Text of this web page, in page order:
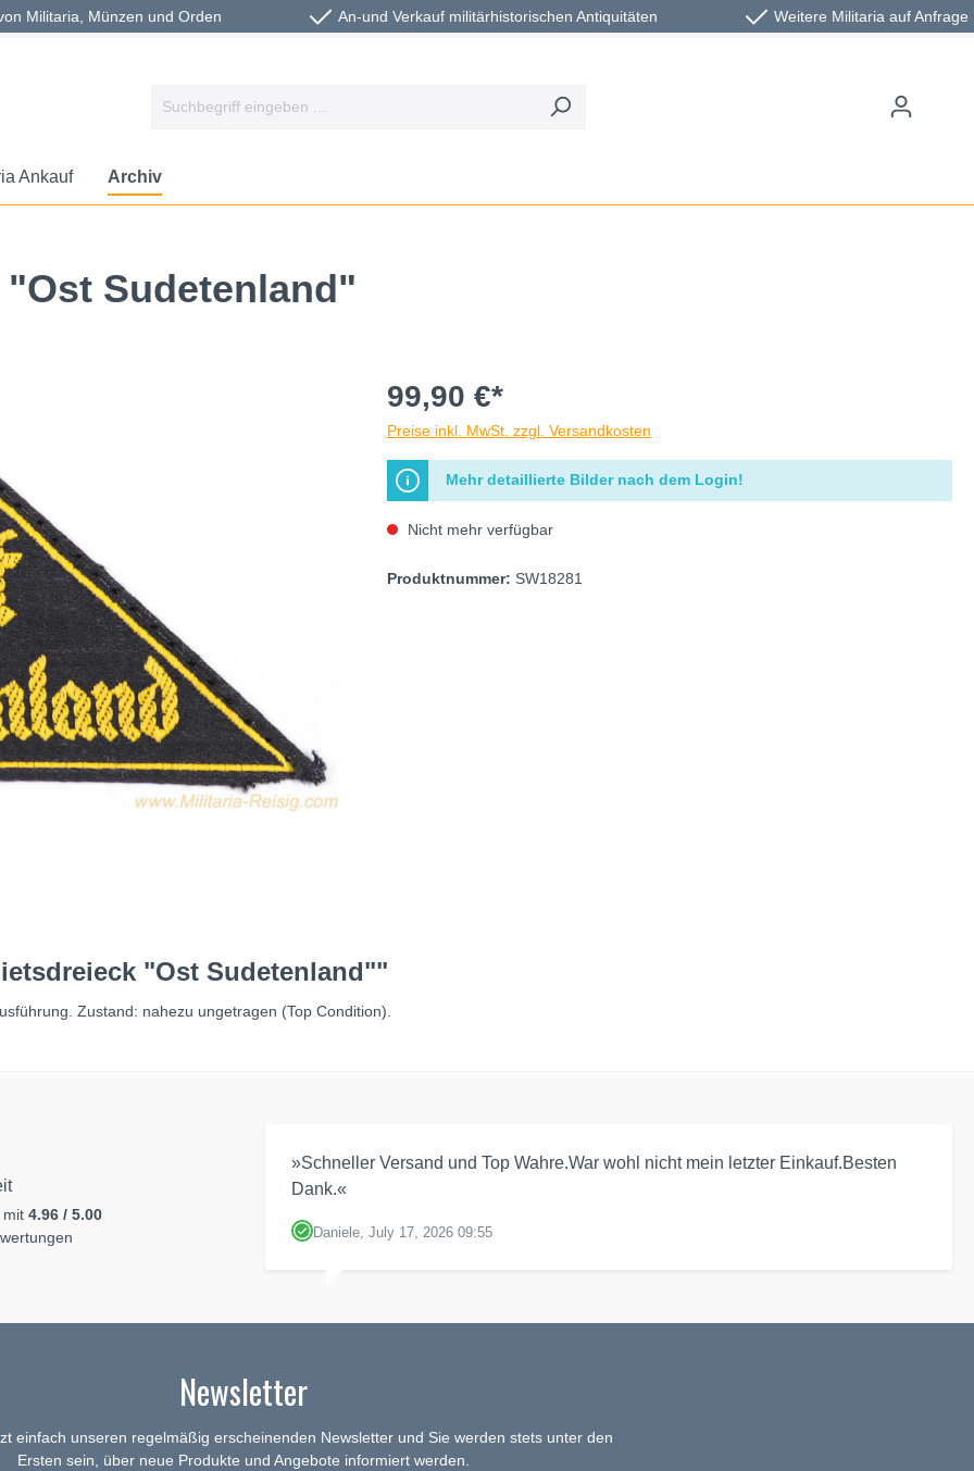
Militaria, Münzen und Orden An-und Verkauf militärhistorischen Antiquitäten Weitere Militaria auf Anfrage
Ankauf Archiv
Sudetenland"
99,90 €*
Preise inkl. MwSt. zzgl. Versandkosten
Mehr detaillierte Bilder nach dem Login!
Nicht mehr verfügbar
Produktnummer: SW18281
"Ost Sudetenland""
Zustand: nahezu ungetragen (Top Condition).
mit 4.96 / 5.00
»Schneller Versand und Top Wahre.War wohl nicht mein letzter Einkauf.Besten
Dank.«
Daniele, July 17, 2026 09:55
Newsletter
einfach unseren regelmäßig erscheinenden Newsletter und Sie werden stets unter den
Ersten sein, über neue Produkte und Angebote informiert werden.